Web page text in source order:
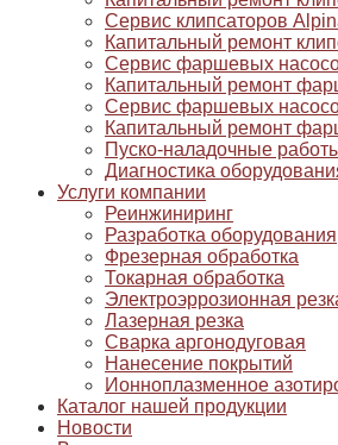
Сервис клипсаторов
Капитальный ремонт
Сервис фаршевых
Капитальный ремонт
Сервис фаршевых
Капитальный ремонт
Пуско-наладочные
Диагностика
Услуги компании
Реинжиниринг
Разработка оборудования
Фрезерная обработка
Токарная обработка
Электроэррозионная
Лазерная резка
Сварка аргонодуговая
Нанесение покрытий
Ионноплазменное
Каталог нашей продукции
Новости